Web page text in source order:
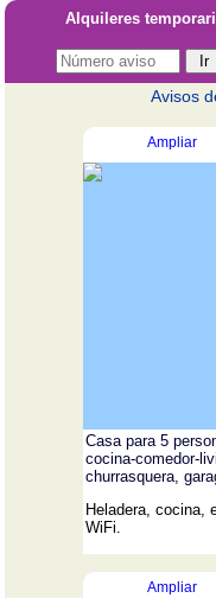
Alquileres
Avisos
Ampliar
Casa para 5
cocina-comedor-
churrasquera,
Heladera, cocina,
WiFi.
Ampliar